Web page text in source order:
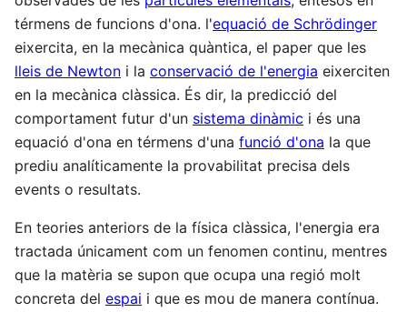
térmens de funcions d'ona. l'equació de Schrödinger
eixercita, en la mecànica quàntica, el paper que les
lleis de Newton i la conservació de l'energia eixerciten
en la mecànica clàssica. És dir, la predicció del
comportament futur d'un sistema dinàmic i és una
equació d'ona en térmens d'una funció d'ona la que
prediu analíticamente la provabilitat precisa dels
events o resultats.
En teories anteriors de la física clàssica, l'energia era
tractada únicament com un fenomen continu, mentres
que la matèria se supon que ocupa una regió molt
concreta del espai i que es mou de manera contínua.